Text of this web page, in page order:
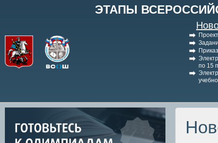
ЭТАПЫ
по 15